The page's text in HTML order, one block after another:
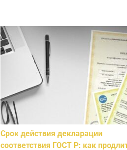
Срок действия декларации
соответствия ГОСТ Р: как